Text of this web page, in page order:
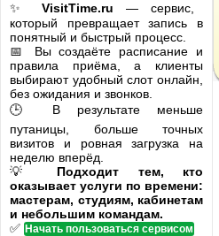
✨ VisitTime.ru — сервис,
который превращает запись в
понятный и быстрый процесс.
📅 Вы создаёте расписание и
правила приёма, а клиенты
выбирают удобный слот онлайн,
без ожидания и звонков.
🕒 В результате меньше
путаницы, больше точных
визитов и ровная загрузка на
неделю вперёд.
💡 Подходит тем, кто
оказывает услуги по времени:
мастерам, студиям, кабинетам
и небольшим командам.
✅ Начать пользоваться сервисом